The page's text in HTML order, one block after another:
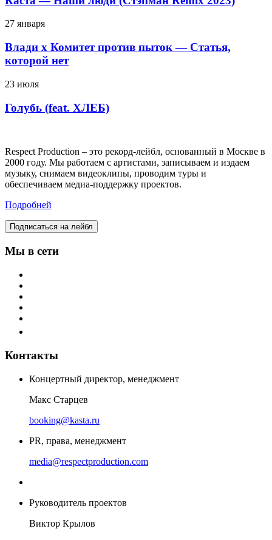
27 января
Влади х Комитет против пыток — Статья,
которой нет
23 июля
Голубь (feat. ХЛЕБ)
Respect Production – это рекорд-лейбл, основанный в Москве в
2000 году. Мы работаем с артистами, записываем и издаем
музыку, снимаем видеоклипы, проводим туры и
обеспечиваем медиа-поддержку проектов.
Подробней
Подписаться на лейбл
Мы в сети
Контакты
Концертный директор, менеджмент
Макс Старцев
booking@kasta.ru
PR, права, менеджмент
media@respectproduction.com
Руководитель проектов
Виктор Крылов